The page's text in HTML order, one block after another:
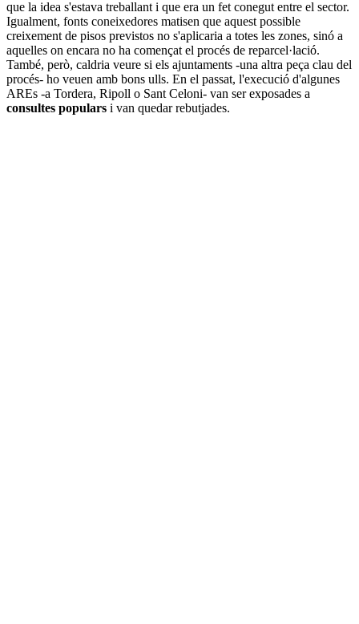
que la idea s'estava treballant i que era un fet conegut entre el sector.
Igualment, fonts coneixedores matisen que aquest possible
creixement de pisos previstos no s'aplicaria a totes les zones, sinó a
aquelles on encara no ha començat el procés de reparcel·lació.
També, però, caldria veure si els ajuntaments -una altra peça clau del
procés- ho veuen amb bons ulls. En el passat, l'execució d'algunes
AREs -a Tordera, Ripoll o Sant Celoni- van ser exposades a
consultes populars i van quedar rebutjades.